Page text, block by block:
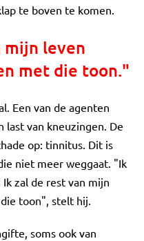
te boven te komen.
mijn leven
met die toon."
Een van de agenten
last van kneuzingen. De
op: tinnitus. Dit is
niet meer weggaat. "Ik
zal de rest van mijn
toon", stelt hij.
soms ook van